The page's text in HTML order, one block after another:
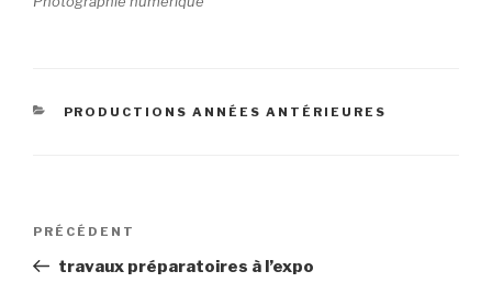
CATÉGORIES
PRODUCTIONS ANNÉES ANTÉRIEURES
Navigation
l’article
Article
précédent
PRÉCÉDENT
travaux préparatoires à l’expo